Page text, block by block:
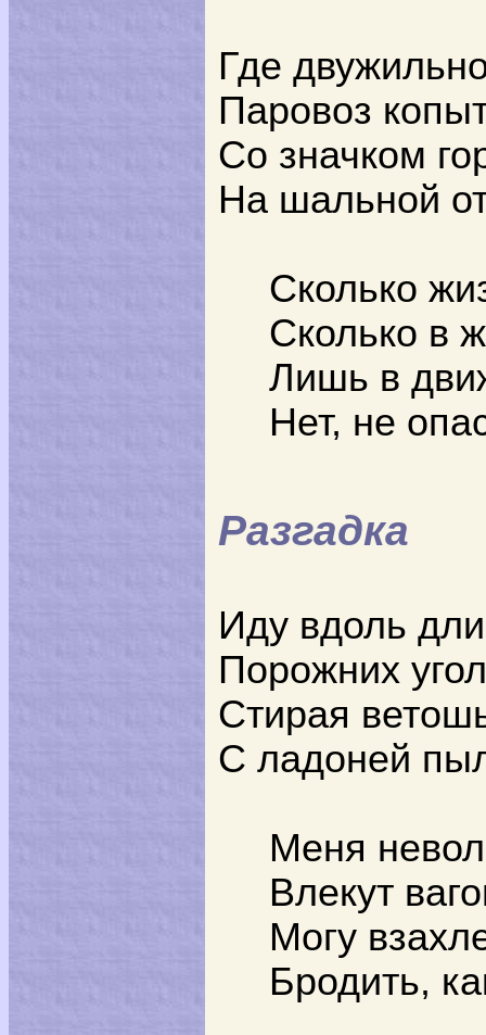
Где
Паровоз
Со значком
На шальной
Сколько
Сколько в
Лишь в
Нет, не
Разгадка
Иду вдоль
Порожних
Стирая
С ладоней
Меня
Влекут
Могу
Бродить,